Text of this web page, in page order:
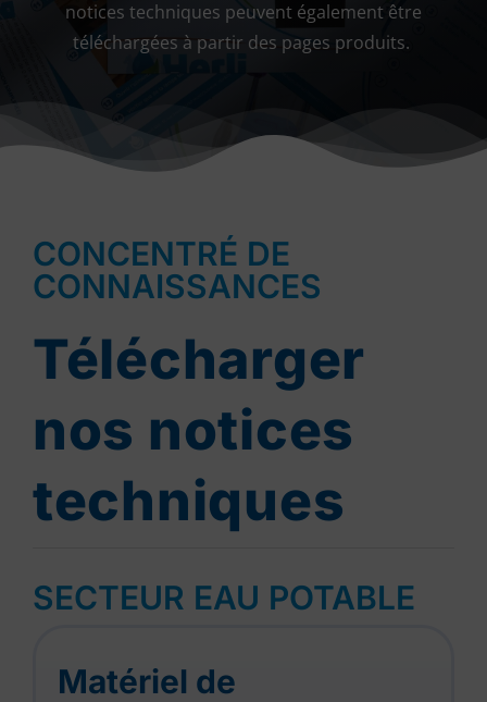
notices techniques peuvent également être
téléchargées à partir des pages produits.
CONCENTRÉ DE
CONNAISSANCES
Télécharger
nos notices
techniques
SECTEUR EAU POTABLE
Matériel de